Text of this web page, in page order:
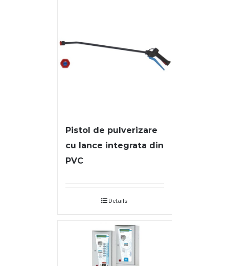
Pistol de pulverizare
cu lance integrata din
PVC
Details